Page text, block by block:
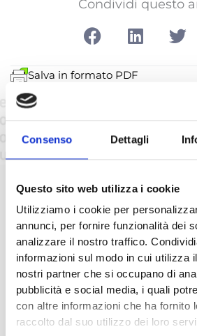
Consenso Dettagli
Questo sito web utilizza i cookie
Utilizziamo i cookie per
annunci, per fornire funzionalità dei
analizzare il nostro traffico.
informazioni sul modo in cui utilizza
nostri partner che si occupano di
pubblicità e social media, i quali
con altre informazioni che ha fornito
raccolto dal suo utilizzo dei loro
Condividi questo
Salva in formato PDF
Leggi le altre